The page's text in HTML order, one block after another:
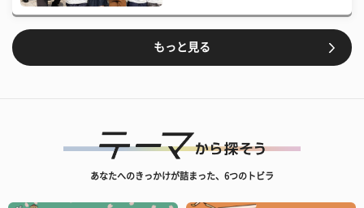
もっと見る
あなたへのきっかけが詰まった、6つのトビラ